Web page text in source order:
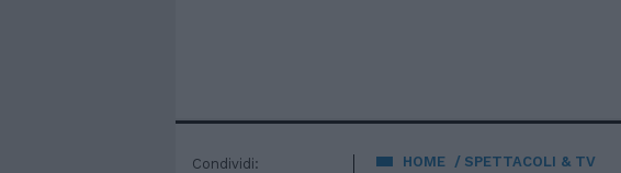
HOME SPETTACOLI & TV
Condividi: